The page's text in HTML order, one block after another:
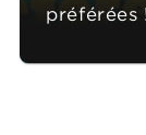
préférées